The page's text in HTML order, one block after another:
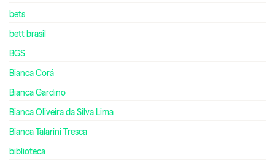
bets
bett brasil
BGS
Bianca Corá
Bianca Gardino
Bianca Oliveira da Silva Lima
Bianca Talarini Tresca
biblioteca